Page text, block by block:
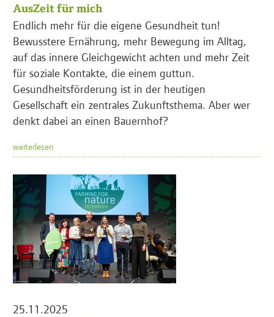
AusZeit für mich
Endlich mehr für die eigene Gesundheit tun!
Bewusstere Ernährung, mehr Bewegung im Alltag,
auf das innere Gleichgewicht achten und mehr Zeit
für soziale Kontakte, die einem guttun.
Gesundheitsförderung ist in der heutigen
Gesellschaft ein zentrales Zukunftsthema. Aber wer
denkt dabei an einen Bauernhof?
weiterlesen
25.11.2025